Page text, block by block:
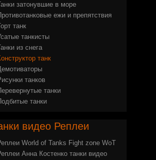
затонувшие в море
ежи и препятствия
танк
танкисты
из снега
танк
танков
танки
танки
видео Реплеи
World of Tanks Fight zone WoT
Анна Костенко танки видео